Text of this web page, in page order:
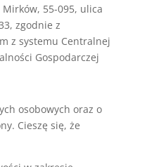
55-095, ulica
zgodnie z
z systemu Centralnej
Gospodarczej
osobowych oraz o
Cieszę się, że